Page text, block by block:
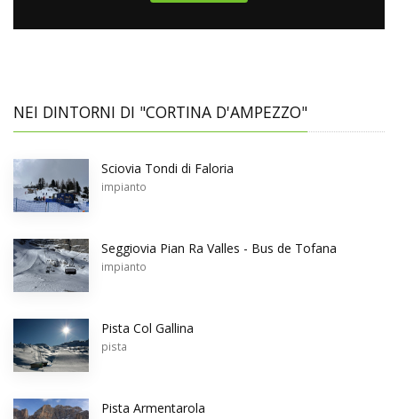
NEI DINTORNI DI "CORTINA D'AMPEZZO"
Sciovia Tondi di Faloria
impianto
Seggiovia Pian Ra Valles - Bus de Tofana
impianto
Pista Col Gallina
pista
Pista Armentarola